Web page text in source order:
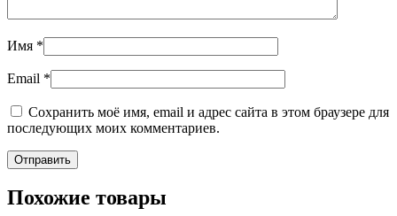
Имя *
Email *
Сохранить моё имя, email и адрес сайта в этом браузере для
последующих моих комментариев.
Похожие товары